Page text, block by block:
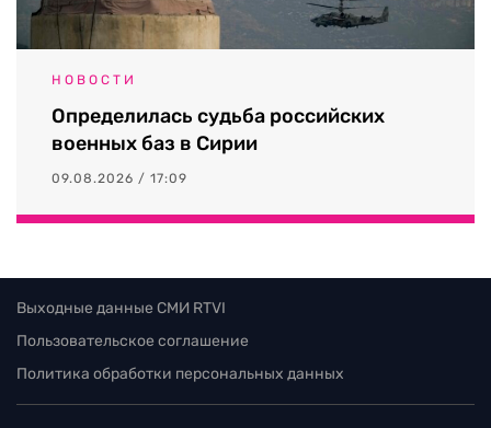
НОВОСТИ
Определилась судьба российских
военных баз в Сирии
09.08.2026 / 17:09
Выходные данные СМИ RTVI
Пользовательское соглашение
Политика обработки персональных данных